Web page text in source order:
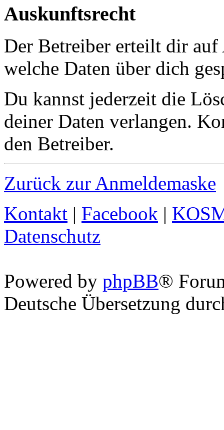
Auskunftsrecht
Der Betreiber erteilt dir
welche Daten über dich
Du kannst jederzeit die
deiner Daten verlangen.
den Betreiber.
Zurück zur Anmeldemaske
Kontakt | Facebook |
Datenschutz
Powered by phpBB®
Deutsche Übersetzung